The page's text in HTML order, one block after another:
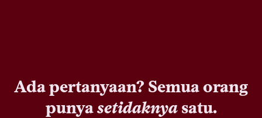
Ada pertanyaan? Semua orang
punyasetidaknyasatu.